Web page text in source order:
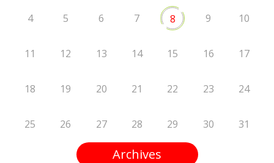
4 5 6 7 8 9 10
11 12 13 14 15 16 17
18 19 20 21 22 23 24
25 26 27 28 29 30 31
Archives